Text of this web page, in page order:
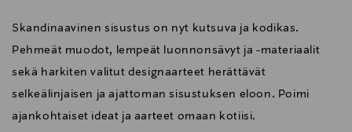
Skandinaavinen sisustus on nyt kutsuva ja kodikas.
Pehmeät muodot, lempeät luonnonsävyt ja -materiaalit
sekä harkiten valitut designaarteet herättävät
selkeälinjaisen ja ajattoman sisustuksen eloon. Poimi
ajankohtaiset ideat ja aarteet omaan kotiisi.